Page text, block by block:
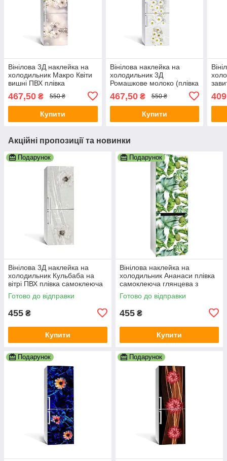
Вінілова 3Д наклейка на
холодильник Макро Квіти
вишні ПВХ плівка
Бежевий 650х2000 мм
467,50 ₴ 550 ₴
Купити
Вінілова наклейка на
холодильник 3Д
Ромашкове молоко (плівка
650х2000 мм квіти Білий
467,50₴ 550 ₴
Купити
Акційні пропозиції та новинки
Подарунок
Вінілова 3Д наклейка на
холодильник Кульбаба на
вітрі ПВХ плівка самоклеюча
Текстури Сірий 600х1800 мм
Готово до відправки
455 ₴
Купити
Подарунок
Вінілова наклейка на
холодильник Ананаси плівка
самоклеюча глянцева з
ламінацією 600х1800 мм
Готово до відправки
455 ₴
Купити
Подарунок Подарунок